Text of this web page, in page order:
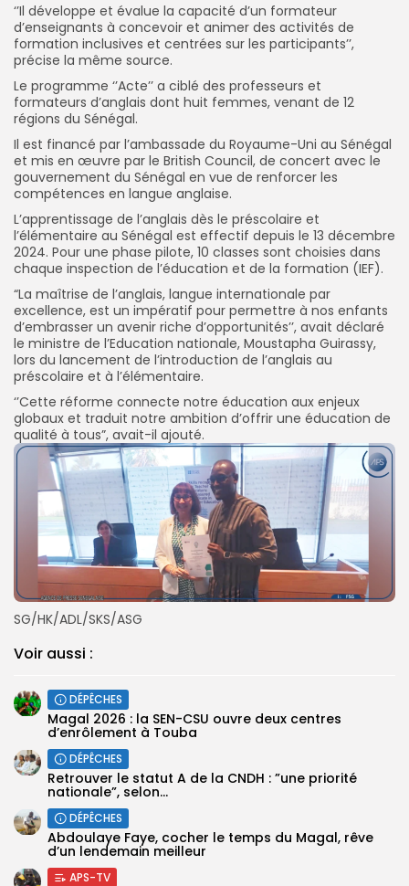
‘’Il développe et évalue la capacité d’un formateur
d’enseignants à concevoir et animer des activités de
formation inclusives et centrées sur les participants’’,
précise la même source.
Le programme ‘’Acte’’ a ciblé des professeurs et
formateurs d’anglais dont huit femmes, venant de 12
régions du Sénégal.
Il est financé par l’ambassade du Royaume-Uni au Sénégal
et mis en œuvre par le British Council, de concert avec le
gouvernement du Sénégal en vue de renforcer les
compétences en langue anglaise.
L’apprentissage de l’anglais dès le préscolaire et
l’élémentaire au Sénégal est effectif depuis le 13 décembre
2024. Pour une phase pilote, 10 classes sont choisies dans
chaque inspection de l’éducation et de la formation (IEF).
“La maîtrise de l’anglais, langue internationale par
excellence, est un impératif pour permettre à nos enfants
d’embrasser un avenir riche d’opportunités’’, avait déclaré
le ministre de l’Education nationale, Moustapha Guirassy,
lors du lancement de l’introduction de l’anglais au
préscolaire et à l’élémentaire.
‘’Cette réforme connecte notre éducation aux enjeux
globaux et traduit notre ambition d’offrir une éducation de
qualité à tous”, avait-il ajouté.
SG/HK/ADL/SKS/ASG
Voir aussi :
DÉPÊCHES
Magal 2026 : la SEN-CSU ouvre deux centres
d’enrôlement à Touba
DÉPÊCHES
Retrouver le statut A de la CNDH : ”une priorité
nationale”, selon...
DÉPÊCHES
Abdoulaye Faye, cocher le temps du Magal, rêve
d’un lendemain meilleur
APS-TV